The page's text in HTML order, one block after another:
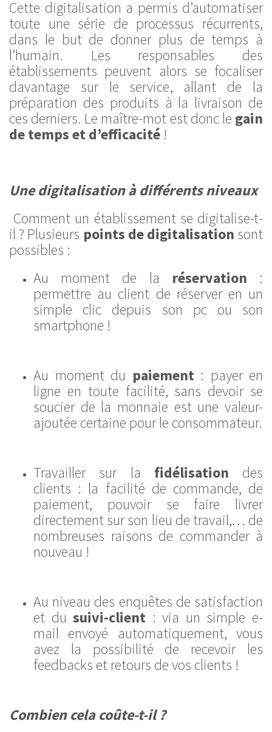
Cette digitalisation a permis d’automatiser
toute une série de processus récurrents,
dans le but de donner plus de temps à
l’humain. Les responsables des
établissements peuvent alors se focaliser
davantage sur le service, allant de la
préparation des produits à la livraison de
ces derniers. Le maître-mot est donc le gain
de temps et d’efficacité !
Une digitalisation à différents niveaux
Comment un établissement se digitalise-t-
il ? Plusieurs points de digitalisation sont
possibles :
Au moment de la réservation :
permettre au client de réserver en un
simple clic depuis son pc ou son
smartphone !
Au moment du paiement: payer en
ligne en toute facilité, sans devoir se
soucier de la monnaie est une valeur-
ajoutée certaine pour le consommateur.
Travailler sur la fidélisation des
clients : la facilité de commande, de
paiement, pouvoir se faire livrer
directement sur son lieu de travail,… de
nombreuses raisons de commander à
nouveau !
Au niveau des enquêtes de satisfaction
et dusuivi-client : via un simple e-
mail envoyé automatiquement, vous
avez la possibilité de recevoir les
feedbacks et retours de vos clients !
Combien cela coûte-t-il ?